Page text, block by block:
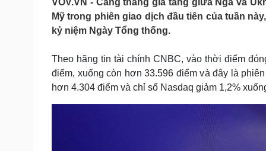
Tin nóng
Tư vấn luật
Việt Nam
Phân tích
Sức khỏe
Dinh dưỡng - món ngon
Cây thuốc
Sản phụ khoa
Đời sống
Blog
Tình yêu - Gia đình
VOV.VN - Căng thẳng gia tăng giữa Nga và
Mỹ trong phiên giao dịch đầu tiên của tuần
kỷ niệm Ngày Tổng thống.
Theo hãng tin tài chính CNBC, vào thời điểm
điểm, xuống còn hơn 33.596 điểm và đây là
hơn 4.304 điểm và chỉ số Nasdaq giảm 1,2%